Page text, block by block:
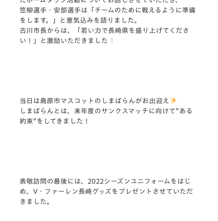
笠柳選手・安部選手は「チームのために戦えるように準備
をします。」と意気込みを語りました。
古川市長からは、「若い力で長崎県を盛り上げてくださ
い！」と激励いただきました
当日は島原市マスコットのしまばらんがお出迎え
しまばらんとは、来年度のサンクスマッチに向けて”ある
約束”をしてきました！
表敬訪問の最後には、2022シーズンユニフォームをはじ
め、V・ファーレン長崎グッズをプレゼントさせていただ
きました。